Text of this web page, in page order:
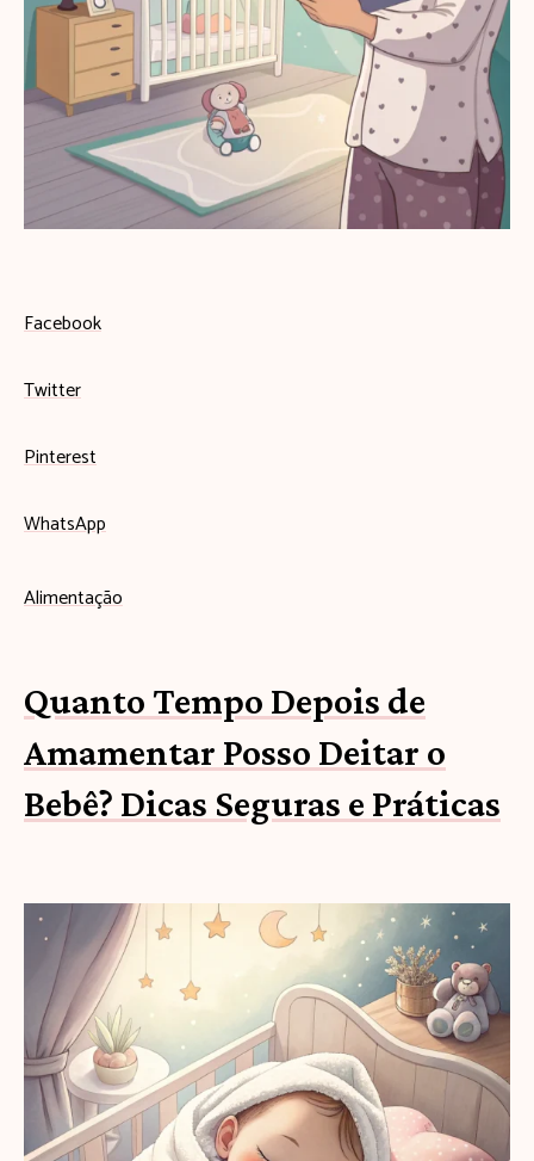
Facebook
Twitter
Pinterest
WhatsApp
Alimentação
Quanto Tempo Depois de
Amamentar Posso Deitar o
Bebê? Dicas Seguras e Práticas